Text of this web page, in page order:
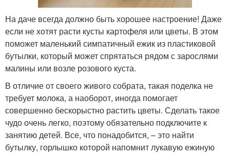
На даче всегда должно быть хорошее настроение! Даже
если не хотят расти кусты картофеля или цветы. В этом
поможет маленький симпатичный ежик из пластиковой
бутылки, который может спрятаться рядом с зарослями
малины или возле розового куста.
В отличие от своего живого собрата, такая поделка не
требует молока, а наоборот, иногда помогает
совершенно бескорыстно растить цветы. Сделать такое
чудо очень легко, поэтому обязательно подключите к
занятию детей. Все, что понадобится, – это найти
бутылку, горлышко которой напомнит лукавую ежиную